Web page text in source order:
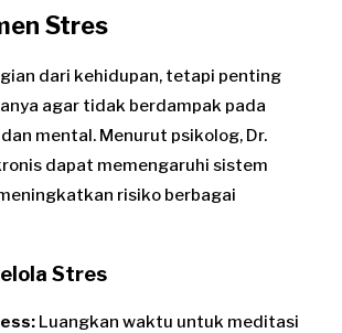
Stres
dari kehidupan, tetapi penting
agar tidak berdampak pada
mental. Menurut psikolog, Dr.
dapat memengaruhi sistem
risiko berbagai
Stres
Luangkan waktu untuk meditasi